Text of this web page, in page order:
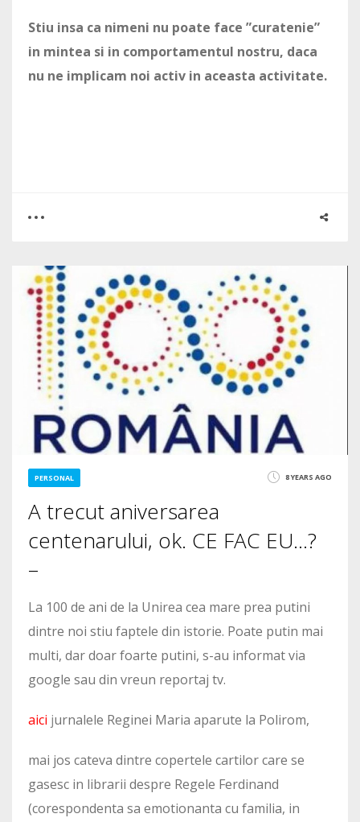
Stiu insa ca nimeni nu poate face ”curatenie”
in mintea si in comportamentul nostru, daca
nu ne implicam noi activ in aceasta activitate.
0
2859
PERSONAL 8 YEARS AGO
A trecut aniversarea
centenarului, ok. CE FAC EU…?
–
La 100 de ani de la Unirea cea mare prea putini
dintre noi stiu faptele din istorie. Poate putin mai
multi, dar doar foarte putini, s-au informat via
google sau din vreun reportaj tv.
aici jurnalele Reginei Maria aparute la Polirom,
mai jos cateva dintre copertele cartilor care se
gasesc in librarii despre Regele Ferdinand
(corespondenta sa emotionanta cu familia, in